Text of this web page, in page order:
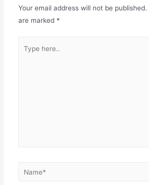
Your email address will not be published.
are marked *
here..
Name*